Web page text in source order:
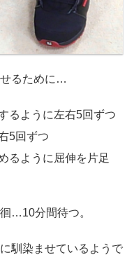
るために…
るように左右5回ずつ
5回ずつ
るように屈伸を片足
…10分間待つ。
馴染ませているようで